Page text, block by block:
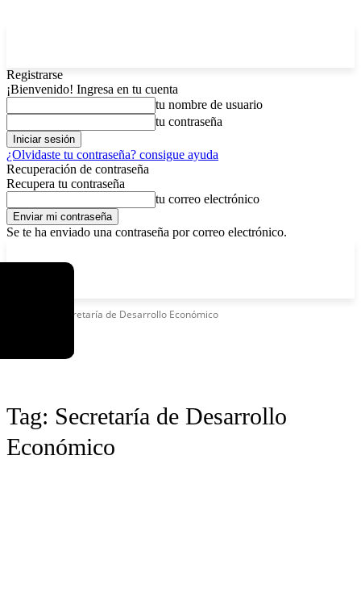
Registrarse
¡Bienvenido! Ingresa en tu cuenta
tu nombre de usuario
tu contraseña
¿Olvidaste tu contraseña? consigue ayuda
Recuperación de contraseña
Recupera tu contraseña
tu correo electrónico
Se te ha enviado una contraseña por correo electrónico.
Secretaría de Desarrollo Económico
Tag: Secretaría de Desarrollo
Económico